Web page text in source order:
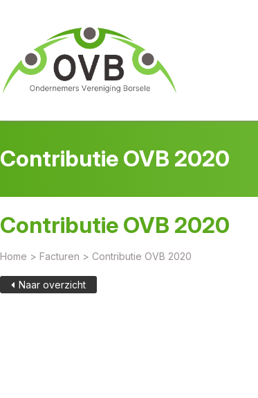
Contributie OVB 2020
Contributie OVB 2020
Home > Facturen > Contributie OVB 2020
Naar overzicht